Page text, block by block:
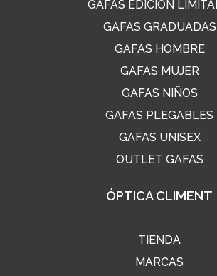
GAFAS EDICIÓN
GAFAS GRADUADAS
GAFAS HOMBRE
GAFAS MUJER
GAFAS NIÑOS
GAFAS PLEGABLES
GAFAS UNISEX
OUTLET GAFAS
ÓPTICA CLIMENT
TIENDA
MARCAS